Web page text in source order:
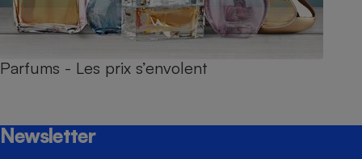
Parfums - Les prix s’envolent
Newsletter